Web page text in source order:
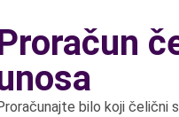
bilo koji čelični